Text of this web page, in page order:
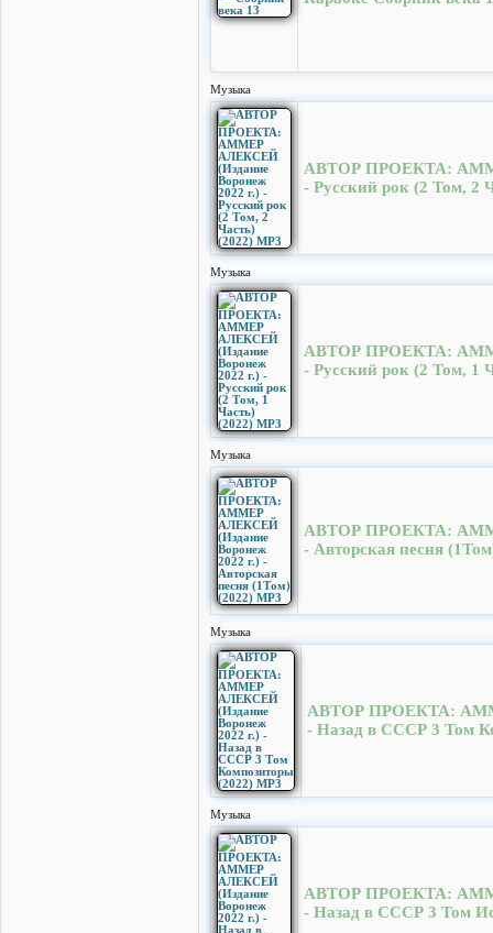
Музыка
АВТОР ПРОЕКТА:
- Русский рок (2 Том, 2
Музыка
АВТОР ПРОЕКТА:
- Русский рок (2 Том, 1
Музыка
АВТОР ПРОЕКТА:
- Авторская песня
Музыка
АВТОР ПРОЕКТА:
- Назад в СССР 3 Том
Музыка
АВТОР ПРОЕКТА:
- Назад в СССР 3 Том